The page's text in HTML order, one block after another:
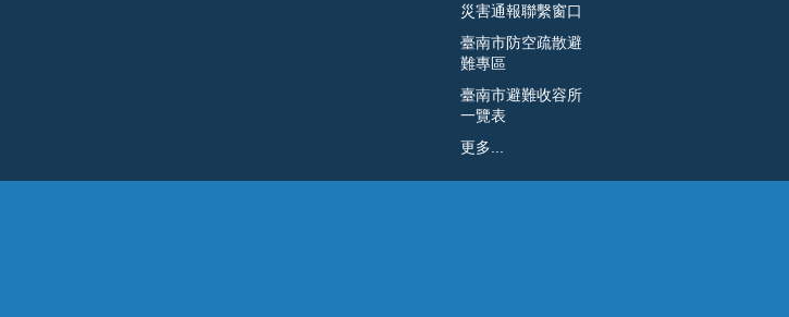
災害通報聯繫窗口
臺南市防空疏散避
難專區
臺南市避難收容所
一覽表
更多...